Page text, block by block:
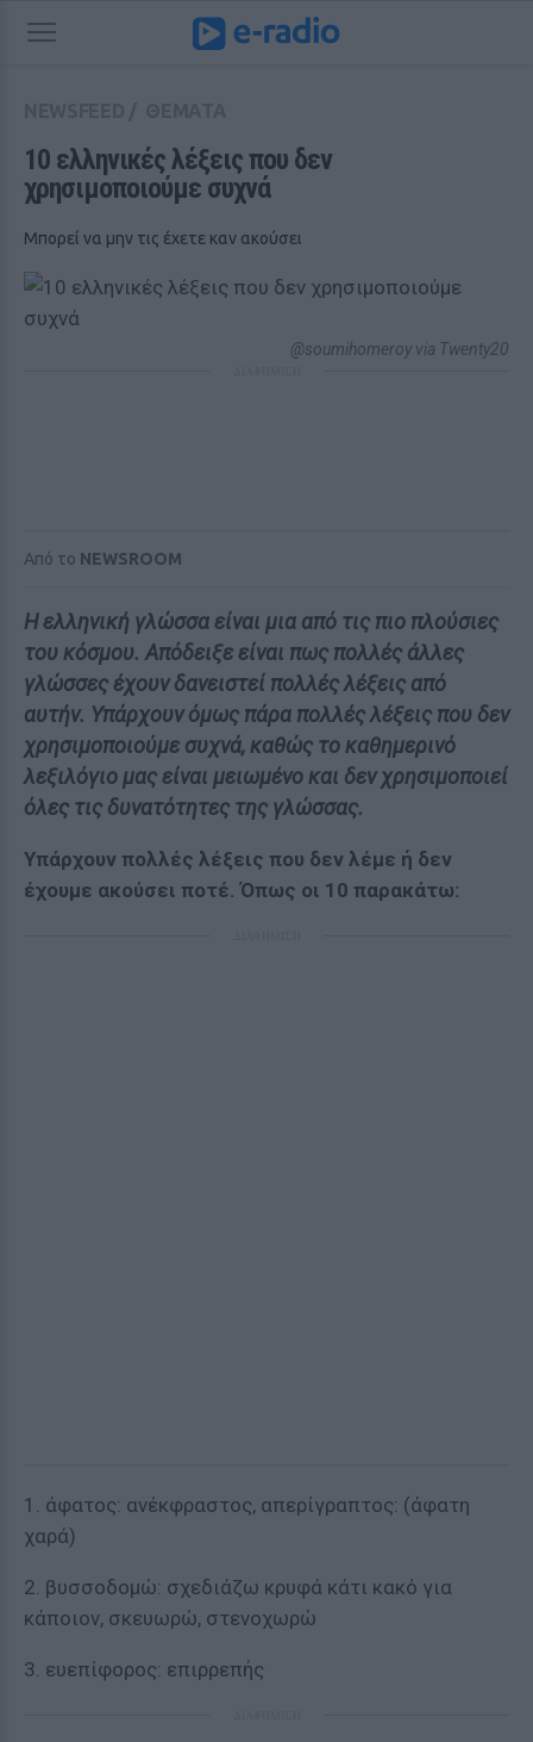
10 ελληνικές λέξεις που δεν
χρησιμοποιούμε συχνά
Μπορεί να μην τις έχετε καν ακούσει
@soumihomeroy via Twenty20
Από το NEWSROOM
Η ελληνική γλώσσα είναι μια από τις πιο πλούσιες
του κόσμου. Απόδειξε είναι πως πολλές άλλες
γλώσσες έχουν δανειστεί πολλές λέξεις από
αυτήν. Υπάρχουν όμως πάρα πολλές λέξεις που δεν
χρησιμοποιούμε συχνά, καθώς το καθημερινό
λεξιλόγιο μας είναι μειωμένο και δεν χρησιμοποιεί
όλες τις δυνατότητες της γλώσσας.
Υπάρχουν πολλές λέξεις που δεν λέμε ή δεν
έχουμε ακούσει ποτέ. Όπως οι 10 παρακάτω:
1. άφατος: ανέκφραστος, απερίγραπτος: (άφατη
χαρά)
2. βυσσοδομώ: σχεδιάζω κρυφά κάτι κακό για
κάποιον, σκευωρώ, στενοχωρώ
3. ευεπίφορος: επιρρεπής